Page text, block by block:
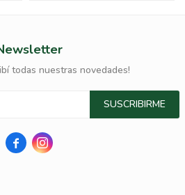
todas nuestras novedades!
SUSCRIBIRME
 